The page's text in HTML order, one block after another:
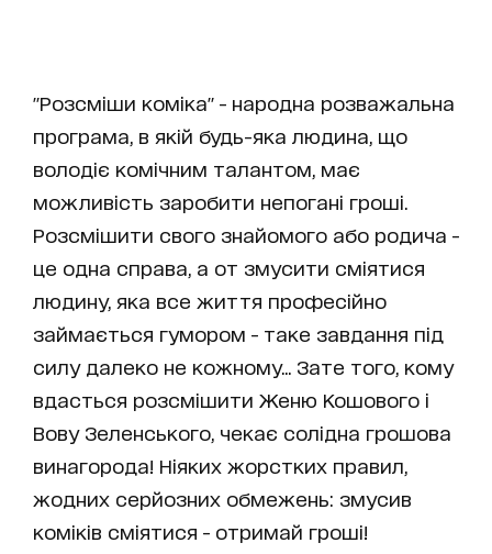
"Розсміши коміка" - народна розважальна
програма, в якій будь-яка людина, що
володіє комічним талантом, має
можливість заробити непогані гроші.
Розсмішити свого знайомого або родича -
це одна справа, а от змусити сміятися
людину, яка все життя професійно
займається гумором - таке завдання під
силу далеко не кожному... Зате того, кому
вдасться розсмішити Женю Кошового і
Вову Зеленського, чекає солідна грошова
винагорода! Ніяких жорстких правил,
жодних серйозних обмежень: змусив
коміків сміятися - отримай гроші!